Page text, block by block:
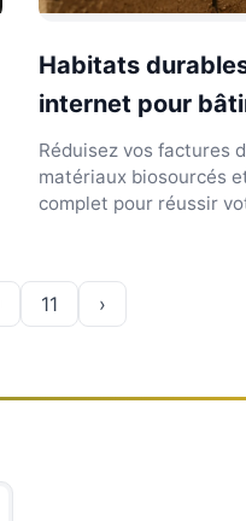
Habitats
internet pour
Réduisez vos factures
matériaux biosourcés
complet pour réussir
11 ›